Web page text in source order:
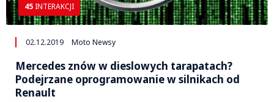
45 INTERAKCJI
02.12.2019 Moto Newsy
Mercedes znów w dieslowych tarapatach?
Podejrzane oprogramowanie w silnikach od
Renault